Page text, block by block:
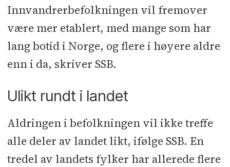
Innvandrerbefolkningen vil fremover
være mer etablert, med mange som har
lang botid i Norge, og flere i høyere aldre
enn i da, skriver SSB.
Ulikt rundt i landet
Aldringen i befolkningen vil ikke treffe
alle deler av landet likt, ifølge SSB. En
tredel av landets fylker har allerede flere